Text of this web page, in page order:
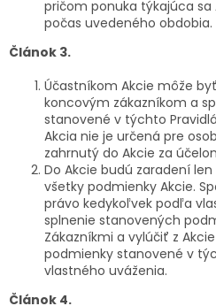
pričom ponuka týkajúca
počas uvedeného obdobia.
Článok 3.
Účastníkom Akcie môže
koncovým zákazníkom a
stanovené v týchto
Akcia nie je určená pre
zahrnutý do Akcie za
Do Akcie budú zaradení
všetky podmienky Akcie.
právo kedykoľvek podľa
splnenie stanovených
Zákazníkmi a vylúčiť z
podmienky stanovené v
vlastného uváženia.
Článok 4.